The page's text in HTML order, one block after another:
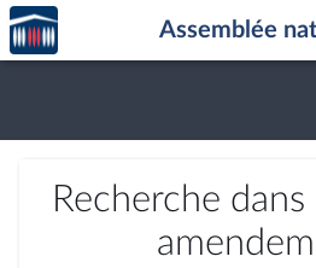
Aller au contenu
Aller en bas de la page
Accèder
à la
page
Assemblée
Recherche dans